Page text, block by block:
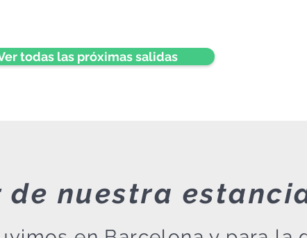
todas las próximas salidas
de nuestra